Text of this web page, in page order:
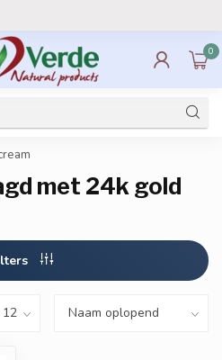
0
met 24k gold